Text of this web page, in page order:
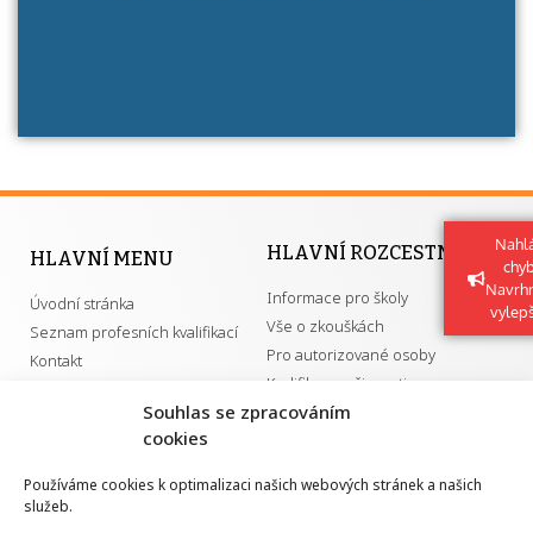
Souhlas se zpracováním
cookies
Používáme cookies k optimalizaci našich webových stránek a našich
služeb.
HLAVNÍ MENU
Úvodní stránka
Seznam profesních kvalifikací
Kontakt
HLAVNÍ ROZCESTNÍK
Informace pro školy
Vše o zkouškách
Pro autorizované osoby
Kvalifikace a živnosti
GDPR